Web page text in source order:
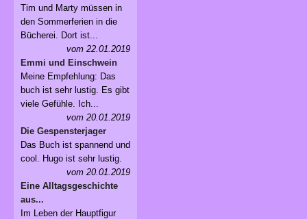
Tim und Marty müssen in
den Sommerferien in die
Bücherei. Dort ist...
vom 22.01.2019
Emmi und Einschwein
Meine Empfehlung: Das
buch ist sehr lustig. Es gibt
viele Gefühle. Ich...
vom 20.01.2019
Die Gespensterjager
Das Buch ist spannend und
cool. Hugo ist sehr lustig.
vom 20.01.2019
Eine Alltagsgeschichte
aus...
Im Leben der Hauptfigur